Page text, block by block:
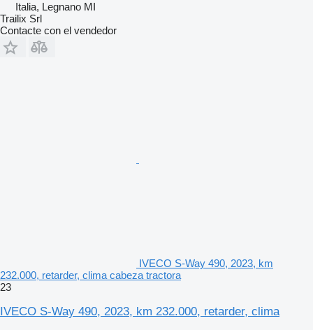
Italia, Legnano MI
Trailix Srl
Contacte con el vendedor
IVECO S-Way 490, 2023, km
232.000, retarder, clima cabeza tractora
23
IVECO S-Way 490, 2023, km 232.000, retarder, clima